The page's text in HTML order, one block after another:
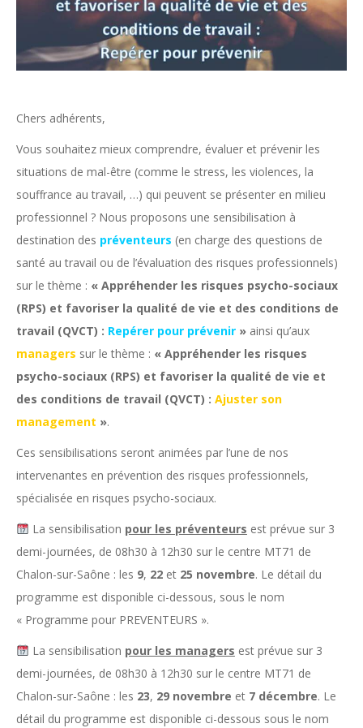
Chers adhérents,
Vous souhaitez mieux comprendre, évaluer et prévenir les
situations de mal-être (comme le stress, les violences, la
souffrance au travail, …) qui peuvent se présenter en milieu
professionnel ? Nous proposons une sensibilisation à
destination des préventeurs (en charge des questions de
santé au travail ou de l’évaluation des risques professionnels)
sur le thème : « Appréhender les risques psycho-sociaux
(RPS) et favoriser la qualité de vie et des conditions de
travail (QVCT) : Repérer pour prévenir » ainsi qu’aux
managers sur le thème : « Appréhender les risques
psycho-sociaux (RPS) et favoriser la qualité de vie et
des conditions de travail (QVCT) : Ajuster son
management ».
Ces sensibilisations seront animées par l’une de nos
intervenantes en prévention des risques professionnels,
spécialisée en risques psycho-sociaux.
La sensibilisation pour les préventeurs est prévue sur 3
demi-journées, de 08h30 à 12h30 sur le centre MT71 de
Chalon-sur-Saône : les 9, 22 et 25 novembre. Le détail du
programme est disponible ci-dessous, sous le nom
« Programme pour PREVENTEURS ».
La sensibilisation pour les managers est prévue sur 3
demi-journées, de 08h30 à 12h30 sur le centre MT71 de
Chalon-sur-Saône : les 23, 29 novembre et 7 décembre. Le
détail du programme est disponible ci-dessous sous le nom